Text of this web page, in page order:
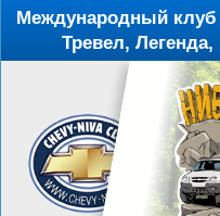
Международный
Тревел,